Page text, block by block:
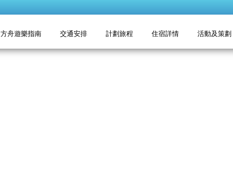
方舟遊樂指南 交通安排 計劃旅程 住宿詳情 活動及策劃